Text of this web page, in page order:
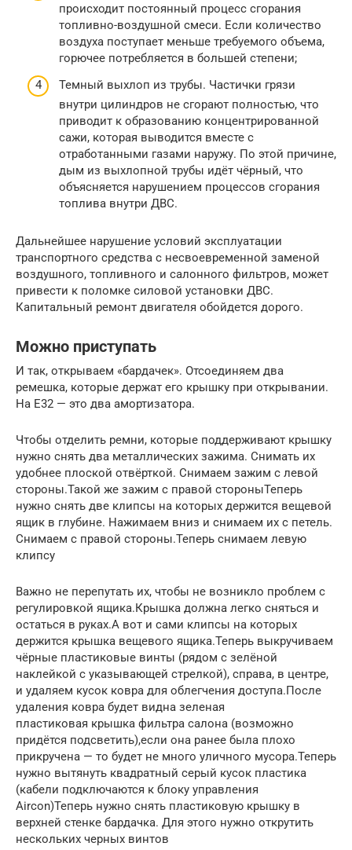
происходит постоянный процесс сгорания
топливно-воздушной смеси. Если количество
воздуха поступает меньше требуемого объема,
горючее потребляется в большей степени;
Темный выхлоп из трубы. Частички грязи
внутри цилиндров не сгорают полностью, что
приводит к образованию концентрированной
сажи, которая выводится вместе с
отработанными газами наружу. По этой причине,
дым из выхлопной трубы идёт чёрный, что
объясняется нарушением процессов сгорания
топлива внутри ДВС.
Дальнейшее нарушение условий эксплуатации
транспортного средства с несвоевременной заменой
воздушного, топливного и салонного фильтров, может
привести к поломке силовой установки ДВС.
Капитальный ремонт двигателя обойдется дорого.
Можно приступать
И так, открываем «бардачек». Отсоединяем два
ремешка, которые держат его крышку при открывании.
На E32 — это два амортизатора.
Чтобы отделить ремни, которые поддерживают крышку
нужно снять два металлических зажима. Снимать их
удобнее плоской отвёрткой. Снимаем зажим с левой
стороны.Такой же зажим с правой стороныТеперь
нужно снять две клипсы на которых держится вещевой
ящик в глубине. Нажимаем вниз и снимаем их с петель.
Снимаем с правой стороны.Теперь снимаем левую
клипсу
Важно не перепутать их, чтобы не возникло проблем с
регулировкой ящика.Крышка должна легко сняться и
остаться в руках.А вот и сами клипсы на которых
держится крышка вещевого ящика.Теперь выкручиваем
чёрные пластиковые винты (рядом с зелёной
наклейкой с указывающей стрелкой), справа, в центре,
и удаляем кусок ковра для облегчения доступа.После
удаления ковра будет видна зеленая
пластиковая крышка фильтра салона (возможно
придётся подсветить),если она ранее была плохо
прикручена — то будет не много уличного мусора.Теперь
нужно вытянуть квадратный серый кусок пластика
(кабели подключаются к блоку управления
Aircon)Теперь нужно снять пластиковую крышку в
верхней стенке бардачка. Для этого нужно открутить
нескольких черных винтов